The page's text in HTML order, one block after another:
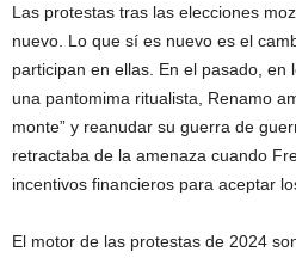
Las protestas tras las elecciones
nuevo. Lo que sí es nuevo es el
participan en ellas. En el pasado, en
una pantomima ritualista, Renamo
monte” y reanudar su guerra de
retractaba de la amenaza cuando
incentivos financieros para aceptar
El motor de las protestas de 2024